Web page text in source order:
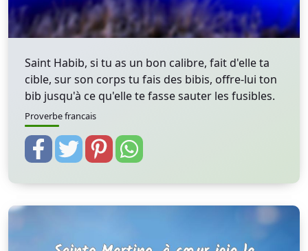
Saint Habib, si tu as un bon calibre, fait d'elle ta
cible, sur son corps tu fais des bibis, offre-lui ton
bib jusqu'à ce qu'elle te fasse sauter les fusibles.
Proverbe francais